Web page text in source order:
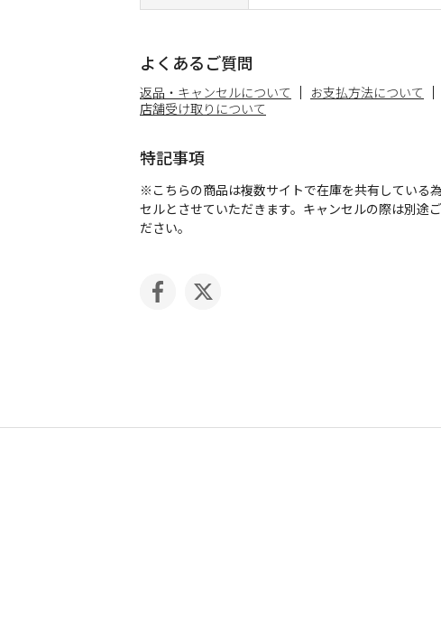
よくあるご質問
返品・キャンセルについて お支払方法について
店舗受け取りについて
特記事項
※こちらの商品は複数サイトで在庫を共有している
セルとさせていただきます。キャンセルの際は別途
ださい。